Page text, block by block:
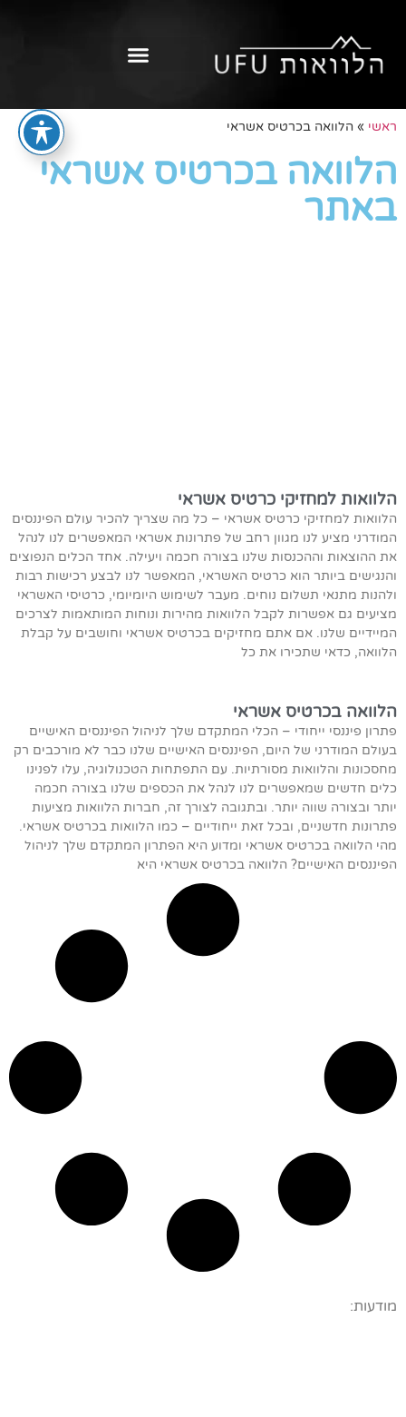
ראשי » הלוואה בכרטיס אשראי
הלוואה בכרטיס אשראי
באתר
הלוואות למחזיקי כרטיס אשראי
הלוואות למחזיקי כרטיס אשראי – כל מה שצריך להכיר עולם הפיננסים
המודרני מציע לנו מגוון רחב של פתרונות אשראי המאפשרים לנו לנהל
את ההוצאות וההכנסות שלנו בצורה חכמה ויעילה. אחד הכלים הנפוצים
והנגישים ביותר הוא כרטיס האשראי, המאפשר לנו לבצע רכישות רבות
ולהנות מתנאי תשלום נוחים. מעבר לשימוש היומיומי, כרטיסי האשראי
מציעים גם אפשרות לקבל הלוואות מהירות ונוחות המותאמות לצרכים
המיידיים שלנו. אם אתם מחזיקים בכרטיס אשראי וחושבים על קבלת
הלוואה, כדאי שתכירו את כל
הלוואה בכרטיס אשראי
פתרון פיננסי ייחודי – הכלי המתקדם שלך לניהול הפיננסים האישיים
בעולם המודרני של היום, הפיננסים האישיים שלנו כבר לא מורכבים רק
מחסכונות והלוואות מסורתיות. עם התפתחות הטכנולוגיה, עלו לפנינו
כלים חדשים שמאפשרים לנו לנהל את הכספים שלנו בצורה חכמה
יותר ובצורה שווה יותר. ובתגובה לצורך זה, חברות הלוואות מציעות
פתרונות חדשניים, ובכל זאת ייחודיים – כמו הלוואות בכרטיס אשראי.
מהי הלוואה בכרטיס אשראי ומדוע היא הפתרון המתקדם שלך לניהול
הפיננסים האישיים? הלוואה בכרטיס אשראי היא
מודעות: